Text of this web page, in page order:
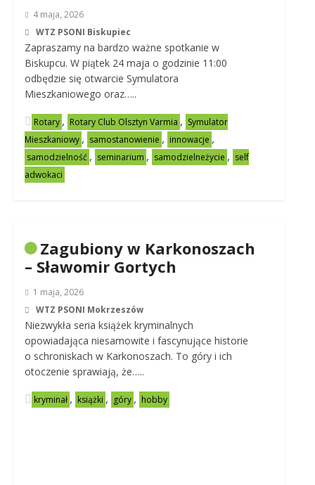
4 maja, 2026
WTZ PSONI Biskupiec
Zapraszamy na bardzo ważne spotkanie w
Biskupcu. W piątek 24 maja o godzinie 11:00
odbędzie się otwarcie Symulatora
Mieszkaniowego oraz…..
Rotary , Rotary Club Olsztyn Varmia , Symulator
Mieszkaniowy , samostanowienie , innowacje ,
samodzielność , seminarium , samodzielneżycie , self
adwokaci
Zagubiony w Karkonoszach
– Sławomir Gortych
1 maja, 2026
WTZ PSONI Mokrzeszów
Niezwykła seria książek kryminalnych
opowiadająca niesamowite i fascynujące historie
o schroniskach w Karkonoszach. To góry i ich
otoczenie sprawiają, że…..
kryminał , książki , góry , hobby